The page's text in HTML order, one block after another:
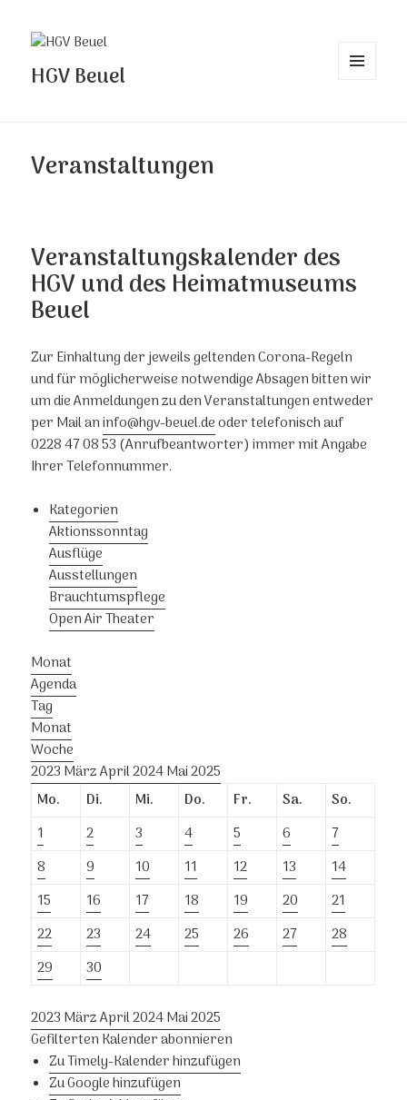
HGV Beuel
Veranstaltungen
Veranstaltungskalender des
HGV und des Heimatmuseums
Beuel
Zur Einhaltung der jeweils geltenden Corona-Regeln
und für möglicherweise notwendige Absagen bitten wir
um die Anmeldungen zu den Veranstaltungen entweder
per Mail aninfo@hgv-beuel.deoder telefonisch auf
0228 47 08 53 (Anrufbeantworter) immer mit Angabe
Ihrer Telefonnummer.
Kategorien
Aktionssonntag
Ausflüge
Ausstellungen
Brauchtumspflege
Open Air Theater
Monat
Agenda
Tag
Monat
Woche
2023 MärzApril 2024Mai2025
Mo.
Di. Mi. Do. Fr. Sa.
So.
1
2 3 4 5 6
7
8
9 10 11 12 13
14
15
16 17 18 19 20
21
22
23 24 25 26 27
28
29
30
2023 MärzApril 2024Mai2025
Gefilterten Kalender abonnieren
Zu Timely-Kalender hinzufügen
Zu Google hinzufügen